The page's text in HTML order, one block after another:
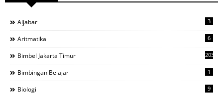
Aljabar 3
Aritmatika 6
Bimbel Jakarta Timur 203
Bimbingan Belajar 1
Biologi 9